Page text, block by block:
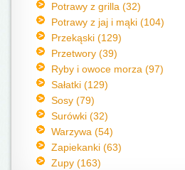
Potrawy z grilla (32)
Potrawy z jaj i mąki (104)
Przekąski (129)
Przetwory (39)
Ryby i owoce morza (97)
Sałatki (129)
Sosy (79)
Surówki (32)
Warzywa (54)
Zapiekanki (63)
Zupy (163)